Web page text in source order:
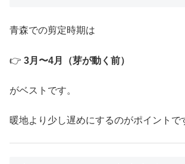
青森での剪定時期は
👉 3月〜4月（芽が動く前）
がベストです。
暖地より少し遅めにするのがポイントで